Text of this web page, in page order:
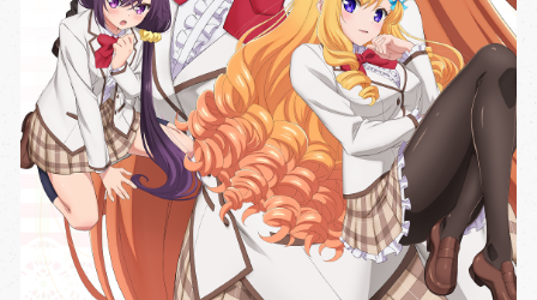
元々本作はコミカライズやグッズ化など、ご関
係者の皆様の熱意に支えられてきました。アニ
メに関しても同様で、皆様のプロ意識に身が引
き締まる思いです。
アニメ『才女のお世話』をよろしくお願いいたし
ます！！
ろしくお願いします。
とてもとても嬉しいです。ありがとうございま
す！
小説や漫画とも違うアニメの世界で、高嶺の花
のお嬢様たち相手に奮闘する伊月くんの活躍を
ワクワクしながら期待しています！
ムービー
MOVIE
あらすじ
EPISODES
イントロダクション
INTRODUCTION
登場人物